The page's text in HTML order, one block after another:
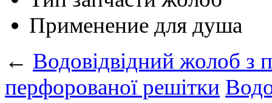
Применение для душа
← Водовідвідний жолоб з
перфорованої решітки